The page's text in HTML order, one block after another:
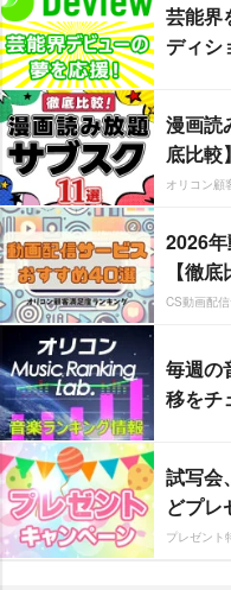
芸能界
ディシ
漫画読
底比較】
オリコン顧
2026
【徹底
CS動画配
毎週の
移をチ
試写会
どプレ
プレゼント